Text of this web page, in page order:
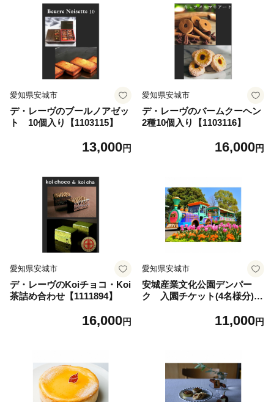
愛知県安城市
デ・レーヴのブールノアゼッ
ト 10個入り【1103115】
13,000円
愛知県安城市
デ・レーヴのバームクーヘン
2種10個入り【1103116】
16,000円
愛知県安城市
デ・レーヴのKoiチョコ・Koi
茶詰め合わせ【1111894】
16,000円
愛知県安城市
安城産業文化公園デンパー
ク 入園チケット(4名様分)
11,000円